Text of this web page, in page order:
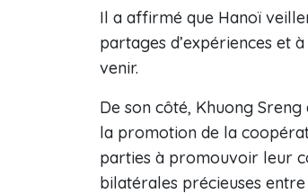
Il a affirmé que Hanoï
partages d’expériences et
venir.
De son côté, Khuong
la promotion de la
parties à promouvoir leur
bilatérales précieuses